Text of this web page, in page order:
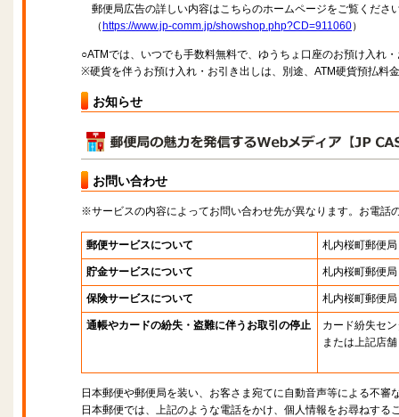
郵便局広告の詳しい内容はこちらのホームページをご覧くださ
（ https://www.jp-comm.jp/showshop.php?CD=911060）
○ATMでは、いつでも手数料無料で、ゆうちょ口座のお預け入れ
※硬貨を伴うお預け入れ・お引き出しは、別途、ATM硬貨預払料
お知らせ
お問い合わせ
※サービスの内容によってお問い合わせ先が異なります。お電話
郵便サービスについて 札内桜町郵便局
貯金サービスについて 札内桜町郵便局
保険サービスについて 札内桜町郵便局
通帳やカードの紛失・盗難に伴うお取引の停止
カード紛失セ
または上記店舗
日本郵便や郵便局を装い、お客さま宛てに自動音声等による不審
日本郵便では、上記のような電話をかけ、個人情報をお尋ねする